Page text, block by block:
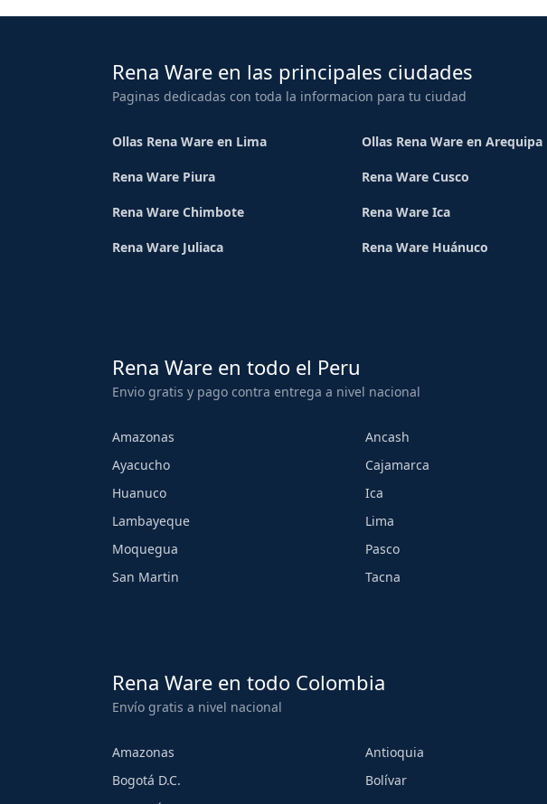
Rena Ware en las principales ciudades
Paginas dedicadas con toda la informacion para tu ciudad
Ollas Rena Ware en Lima Ollas Rena Ware en Arequipa
Rena Ware Piura Rena Ware Cusco
Rena Ware Chimbote Rena Ware Ica
Rena Ware Juliaca Rena Ware Huánuco
Rena Ware en todo el Peru
Envio gratis y pago contra entrega a nivel nacional
Amazonas Ancash
Ayacucho
Cajamarca
Huanuco
Ica
Lambayeque
Lima
Moquegua
Pasco
San Martin
Tacna
Rena Ware en todo Colombia
Envío gratis a nivel nacional
Amazonas Antioquia
Bogotá D.C.
Bolívar